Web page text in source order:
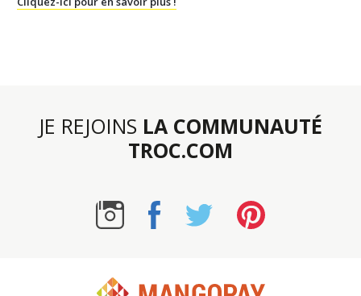
JE REJOINS LA COMMUNAUTÉ
TROC.COM